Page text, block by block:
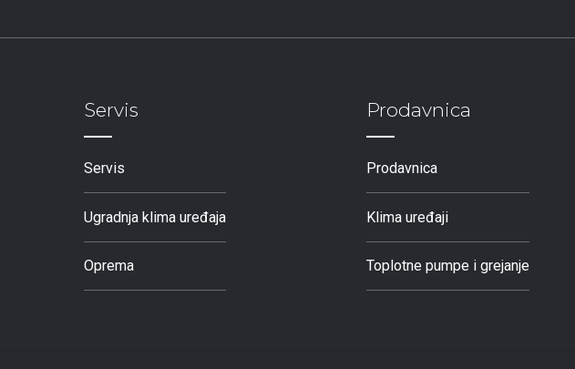
Servis
Servis
Ugradnja klima uređaja
Oprema
Prodavnica
Prodavnica
Klima uređaji
Toplotne pumpe i grejanje